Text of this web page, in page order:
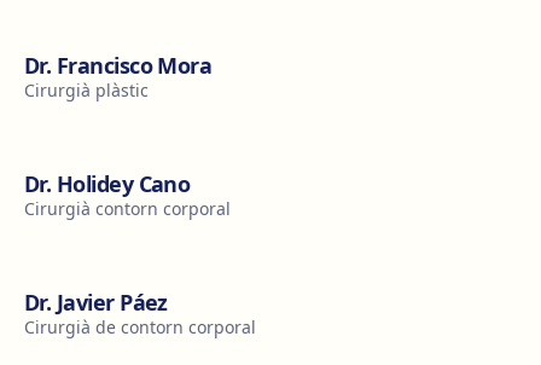
Dr. Francisco Mora
Cirurgià plàstic
Dr. Holidey Cano
Cirurgià contorn corporal
Dr. Javier Páez
Cirurgià de contorn corporal